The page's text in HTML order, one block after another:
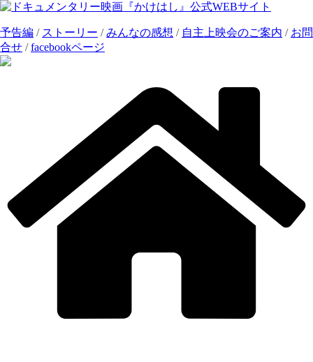
コ
テ
ン
ツ
予告編 / ストーリー /みんなの感想 / 自主上映会のご案内 / お問
合せ /facebookページ